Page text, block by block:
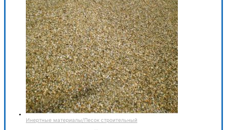
Инертные материалы/Песок строительный